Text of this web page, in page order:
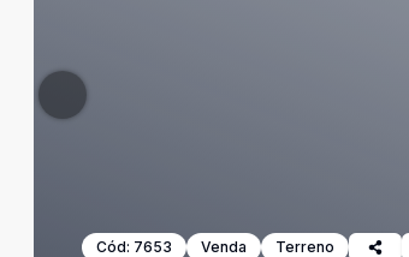
Cód: 7653 Venda Terreno